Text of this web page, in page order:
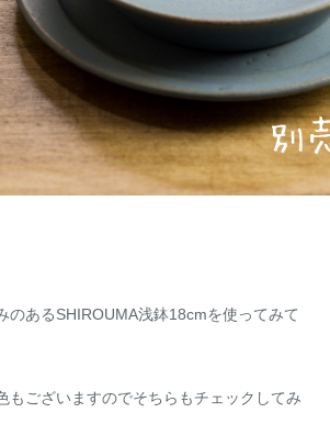
のあるSHIROUMA浅鉢18cmを使ってみて
もございますのでそちらもチェックしてみ